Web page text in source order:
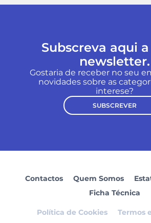
Subscreva aqui a
newsletter.
Gostaria de receber no seu
novidades sobre as
interese?
SUBSCREVER
Contactos Quem Somos
Ficha Técnica
Política de Cookies
Termos